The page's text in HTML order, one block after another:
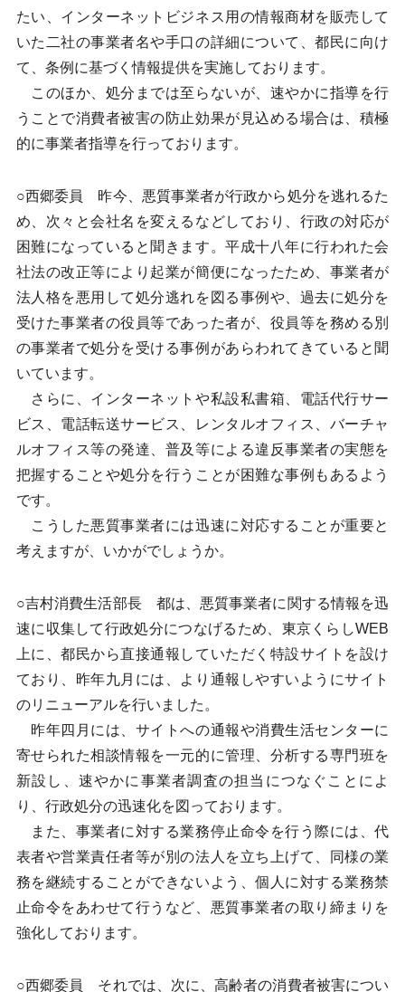
たい、インターネットビジネス用の情報商材を販売して
いた二社の事業者名や手口の詳細について、都民に向け
て、条例に基づく情報提供を実施しております。
このほか、処分までは至らないが、速やかに指導を行
うことで消費者被害の防止効果が見込める場合は、積極
的に事業者指導を行っております。
○西郷委員 昨今、悪質事業者が行政から処分を逃れるた
め、次々と会社名を変えるなどしており、行政の対応が
困難になっていると聞きます。平成十八年に行われた会
社法の改正等により起業が簡便になったため、事業者が
法人格を悪用して処分逃れを図る事例や、過去に処分を
受けた事業者の役員等であった者が、役員等を務める別
の事業者で処分を受ける事例があらわれてきていると聞
いています。
さらに、インターネットや私設私書箱、電話代行サー
ビス、電話転送サービス、レンタルオフィス、バーチャ
ルオフィス等の発達、普及等による違反事業者の実態を
把握することや処分を行うことが困難な事例もあるよう
です。
こうした悪質事業者には迅速に対応することが重要と
考えますが、いかがでしょうか。
○吉村消費生活部長 都は、悪質事業者に関する情報を迅
速に収集して行政処分につなげるため、東京くらしWEB
上に、都民から直接通報していただく特設サイトを設け
ており、昨年九月には、より通報しやすいようにサイト
のリニューアルを行いました。
昨年四月には、サイトへの通報や消費生活センターに
寄せられた相談情報を一元的に管理、分析する専門班を
新設し、速やかに事業者調査の担当につなぐことによ
り、行政処分の迅速化を図っております。
また、事業者に対する業務停止命令を行う際には、代
表者や営業責任者等が別の法人を立ち上げて、同様の業
務を継続することができないよう、個人に対する業務禁
止命令をあわせて行うなど、悪質事業者の取り締まりを
強化しております。
○西郷委員 それでは、次に、高齢者の消費者被害につい